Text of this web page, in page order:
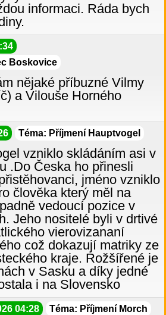
informaci. Ráda bych
Boskovice
nějaké příbuzné Vilmy
a Vilouše Horného
Téma: Příjmení Hauptvogel
vzniklo skládáním asi v
.Do Česka ho přinesli
jméno vzniklo
člověka který měl na
vedoucí pozice v
Jeho nositelé byli v drtivé
vierovizananí
což dokazují matriky ze
kraje. Rožšířené je
v Sasku a díky jedné
i na Slovensko
04:28 Téma: Příjmení Morch